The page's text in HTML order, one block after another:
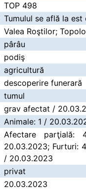
TOP 498
Tumulul se află la
Valea Roştilor;
pârâu
podiş
agricultură
descoperire funerară
tumul
grav afectat /
Animale: 1 /
Afectare parţială:
20.03.2023; Furturi:
/ 20.03.2023
privat
20.03.2023